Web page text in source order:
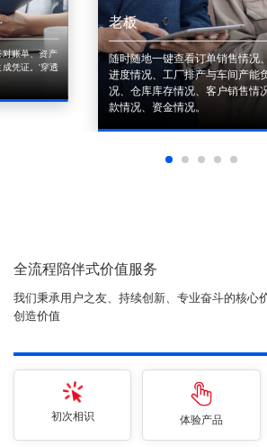
账单、资产
凭证。'穿透
老板
随时随地一键查看订单销售情况
进度情况、工厂排产与车间产能
况、仓库库存情况、客户销售情
款情况、资金情况。
全流程陪伴式价值服务
我们秉承用户之友、持续创新、专业奋斗的核心
创造价值
初次相识 体验产品